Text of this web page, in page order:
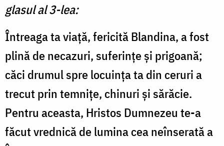
glasul al 3-lea:
Întreaga ta viață, fericită Blandina, a fost
plină de necazuri, suferințe și prigoană;
căci drumul spre locuința ta din ceruri a
trecut prin temnițe, chinuri și sărăcie.
Pentru aceasta, Hristos Dumnezeu te-a
făcut vrednică de lumina cea neînserată a